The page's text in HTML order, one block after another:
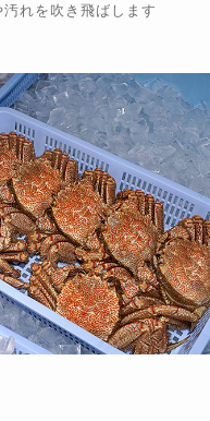
れを吹き飛ばします